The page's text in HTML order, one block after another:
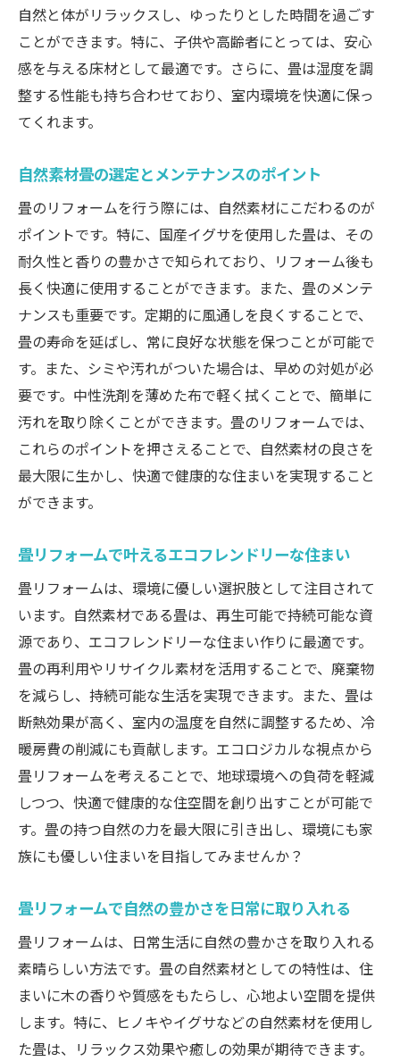
自然と体がリラックスし、ゆったりとした時間を過ごす
ことができます。特に、子供や高齢者にとっては、安心
感を与える床材として最適です。さらに、畳は湿度を調
整する性能も持ち合わせており、室内環境を快適に保っ
てくれます。
自然素材畳の選定とメンテナンスのポイント
畳のリフォームを行う際には、自然素材にこだわるのが
ポイントです。特に、国産イグサを使用した畳は、その
耐久性と香りの豊かさで知られており、リフォーム後も
長く快適に使用することができます。また、畳のメンテ
ナンスも重要です。定期的に風通しを良くすることで、
畳の寿命を延ばし、常に良好な状態を保つことが可能で
す。また、シミや汚れがついた場合は、早めの対処が必
要です。中性洗剤を薄めた布で軽く拭くことで、簡単に
汚れを取り除くことができます。畳のリフォームでは、
これらのポイントを押さえることで、自然素材の良さを
最大限に生かし、快適で健康的な住まいを実現すること
ができます。
畳リフォームで叶えるエコフレンドリーな住まい
畳リフォームは、環境に優しい選択肢として注目されて
います。自然素材である畳は、再生可能で持続可能な資
源であり、エコフレンドリーな住まい作りに最適です。
畳の再利用やリサイクル素材を活用することで、廃棄物
を減らし、持続可能な生活を実現できます。また、畳は
断熱効果が高く、室内の温度を自然に調整するため、冷
暖房費の削減にも貢献します。エコロジカルな視点から
畳リフォームを考えることで、地球環境への負荷を軽減
しつつ、快適で健康的な住空間を創り出すことが可能で
す。畳の持つ自然の力を最大限に引き出し、環境にも家
族にも優しい住まいを目指してみませんか？
畳リフォームで自然の豊かさを日常に取り入れる
畳リフォームは、日常生活に自然の豊かさを取り入れる
素晴らしい方法です。畳の自然素材としての特性は、住
まいに木の香りや質感をもたらし、心地よい空間を提供
します。特に、ヒノキやイグサなどの自然素材を使用し
た畳は、リラックス効果や癒しの効果が期待できます。